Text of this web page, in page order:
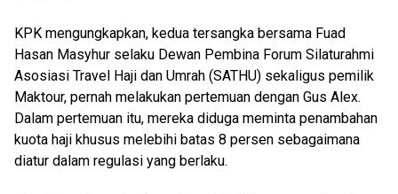
KPK mengungkapkan, kedua tersangka bersama Fuad
Hasan Masyhur selaku Dewan Pembina Forum Silaturahmi
Asosiasi Travel Haji dan Umrah (SATHU) sekaligus pemilik
Maktour, pernah melakukan pertemuan dengan Gus Alex.
Dalam pertemuan itu, mereka diduga meminta penambahan
kuota haji khusus melebihi batas 8 persen sebagaimana
diatur dalam regulasi yang berlaku.